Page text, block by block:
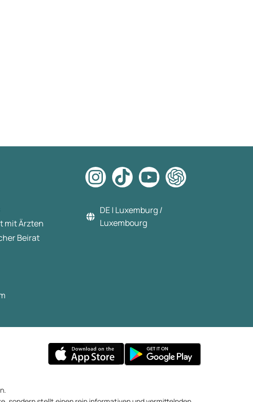
mit Ärzten
Beirat
DE | Luxemburg /
Luxembourg